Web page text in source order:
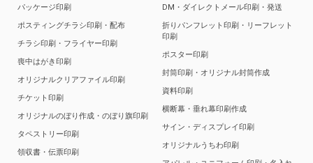
パッケージ印刷
ポスティングチラシ印刷・配布
チラシ印刷・フライヤー印刷
喪中はがき印刷
オリジナルクリアファイル印刷
チケット印刷
オリジナルのぼり作成・のぼり旗印刷
タペストリー印刷
領収書・伝票印刷
DM・ダイレクトメール印刷・発送
折りパンフレット印刷・リーフレット
印刷
ポスター印刷
封筒印刷・オリジナル封筒作成
資料印刷
横断幕・垂れ幕印刷作成
サイン・ディスプレイ印刷
オリジナルうちわ印刷